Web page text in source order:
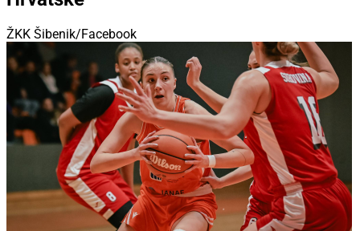
ŽKK Šibenik/Facebook